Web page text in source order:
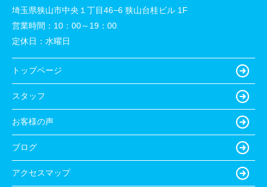
埼玉県狭山市中央１丁目46−6 狭山台桂ビル 1F
営業時間： 10：00～19：00
定休日： 水曜日
トップページ
スタッフ
お客様の声
ブログ
アクセスマップ